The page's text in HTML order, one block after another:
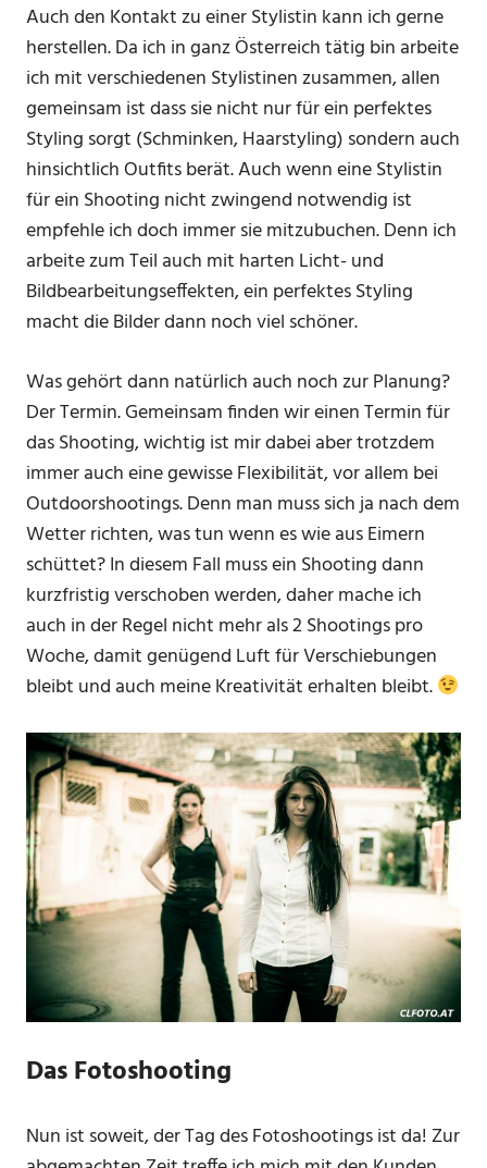
Auch den Kontakt zu einer Stylistin kann ich gerne
herstellen. Da ich in ganz Österreich tätig bin arbeite
ich mit verschiedenen Stylistinen zusammen, allen
gemeinsam ist dass sie nicht nur für ein perfektes
Styling sorgt (Schminken, Haarstyling) sondern auch
hinsichtlich Outfits berät. Auch wenn eine Stylistin
für ein Shooting nicht zwingend notwendig ist
empfehle ich doch immer sie mitzubuchen. Denn ich
arbeite zum Teil auch mit harten Licht- und
Bildbearbeitungseffekten, ein perfektes Styling
macht die Bilder dann noch viel schöner.
Was gehört dann natürlich auch noch zur Planung?
Der Termin. Gemeinsam finden wir einen Termin für
das Shooting, wichtig ist mir dabei aber trotzdem
immer auch eine gewisse Flexibilität, vor allem bei
Outdoorshootings. Denn man muss sich ja nach dem
Wetter richten, was tun wenn es wie aus Eimern
schüttet? In diesem Fall muss ein Shooting dann
kurzfristig verschoben werden, daher mache ich
auch in der Regel nicht mehr als 2 Shootings pro
Woche, damit genügend Luft für Verschiebungen
bleibt und auch meine Kreativität erhalten bleibt.
Das Fotoshooting
Nun ist soweit, der Tag des Fotoshootings ist da! Zur